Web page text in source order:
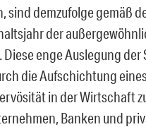
sind demzufolge gemäß
der
enge Auslegung
die Aufschichtung
in der Wirtschaft
Banken und